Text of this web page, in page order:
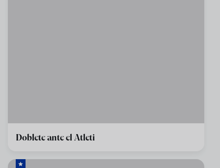
Doblete ante el Atleti